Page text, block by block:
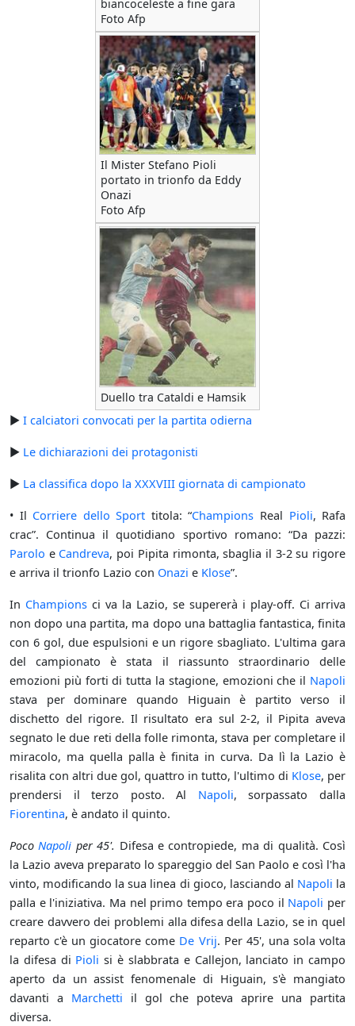
biancoceleste a fine gara
Foto Afp
Il Mister Stefano Pioli
portato in trionfo da Eddy
Onazi
Foto Afp
Duello tra Cataldi e Hamsik
► I calciatori convocati per la partita odierna
► Le dichiarazioni dei protagonisti
► La classifica dopo la XXXVIII giornata di campionato
• Il Corriere dello Sport titola: “Champions Real Pioli, Rafa
crac”. Continua il quotidiano sportivo romano: “Da pazzi:
Parolo e Candreva, poi Pipita rimonta, sbaglia il 3-2 su rigore
e arriva il trionfo Lazio con Onazi e Klose”.
In Champions ci va la Lazio, se supererà i play-off. Ci arriva
non dopo una partita, ma dopo una battaglia fantastica, finita
con 6 gol, due espulsioni e un rigore sbagliato. L'ultima gara
del campionato è stata il riassunto straordinario delle
emozioni più forti di tutta la stagione, emozioni che il Napoli
stava per dominare quando Higuain è partito verso il
dischetto del rigore. Il risultato era sul 2-2, il Pipita aveva
segnato le due reti della folle rimonta, stava per completare il
miracolo, ma quella palla è finita in curva. Da lì la Lazio è
risalita con altri due gol, quattro in tutto, l'ultimo di Klose, per
prendersi il terzo posto. Al Napoli, sorpassato dalla
Fiorentina, è andato il quinto.
PocoNapoli per 45'. Difesa e contropiede, ma di qualità. Così
la Lazio aveva preparato lo spareggio del San Paolo e così l'ha
vinto, modificando la sua linea di gioco, lasciando al Napoli la
palla e l'iniziativa. Ma nel primo tempo era poco il Napoli per
creare davvero dei problemi alla difesa della Lazio, se in quel
reparto c'è un giocatore come De Vrij. Per 45', una sola volta
la difesa di Pioli si è slabbrata e Callejon, lanciato in campo
aperto da un assist fenomenale di Higuain, s'è mangiato
davanti a Marchetti il gol che poteva aprire una partita
diversa.